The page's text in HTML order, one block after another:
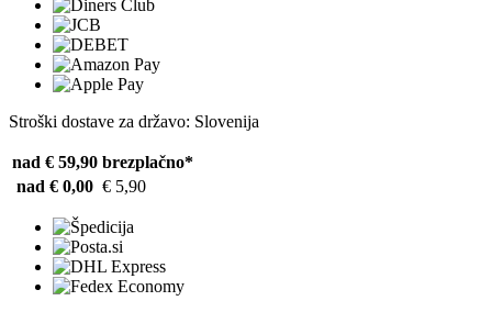
Stroški dostave za državo: Slovenija
nad € 59,90 brezplačno*
nad € 0,00 € 5,90